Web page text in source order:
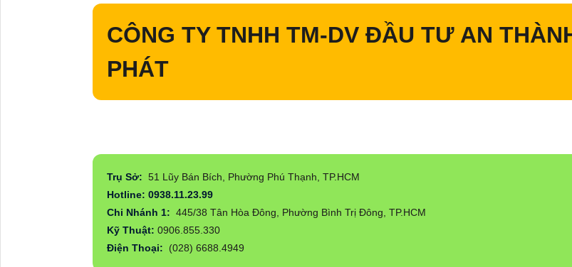
CÔNG TY TNHH TM-DV ĐẦU TƯ AN
PHÁT
Trụ Sở: 51 Lũy Bán Bích, Phường Phú Thạnh, TP.HCM
Hotline: 0938.11.23.99
Chi Nhánh 1: 445/38 Tân Hòa Đông, Phường Bình Trị Đông, TP.HCM
Kỹ Thuật: 0906.855.330
Điện Thoại:
(028) 6688.4949